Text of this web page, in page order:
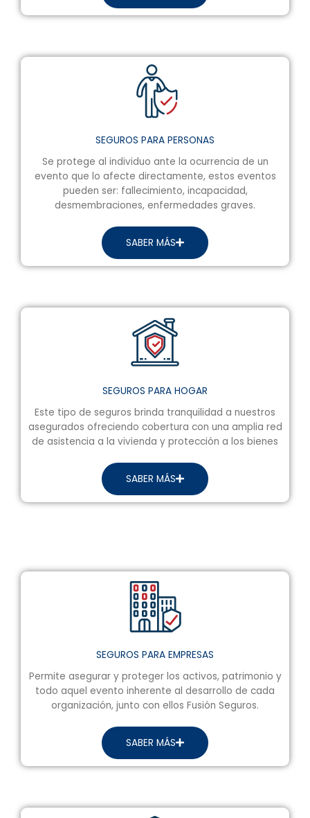
SEGUROS PARA PERSONAS
Se protege al individuo ante la ocurrencia de un
evento que lo afecte directamente, estos eventos
pueden ser: fallecimiento, incapacidad,
desmembraciones, enfermedades graves.
SABER MÁS
SEGUROS PARA HOGAR
Este tipo de seguros brinda tranquilidad a nuestros
asegurados ofreciendo cobertura con una amplia red
de asistencia a la vivienda y protección a los bienes
SABER MÁS
SEGUROS PARA EMPRESAS
Permite asegurar y proteger los activos, patrimonio y
todo aquel evento inherente al desarrollo de cada
organización, junto con ellos Fusión Seguros.
SABER MÁS